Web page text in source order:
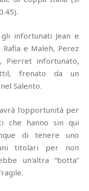
infortunati Jean e
e Maleh, Perez
Pierret infortunato,
frenato da un
Salento.
l'opportunità per
che hanno sin qui
di tenere uno
titolari per non
un'altra “botta”